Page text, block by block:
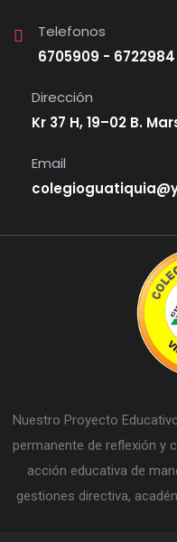
Telefonos
6705909 - 6722984
Dirección
Kr 37 H, 19–02 B.
Email
Nuestro Proyecto
permanente de reflexión y
acción educativa de
gestiones directiva,